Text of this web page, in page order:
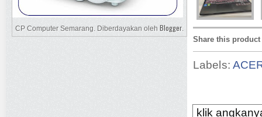
Share this product
Labels:
klik
CP Computer Semarang. Diberdayakan oleh Blogger.